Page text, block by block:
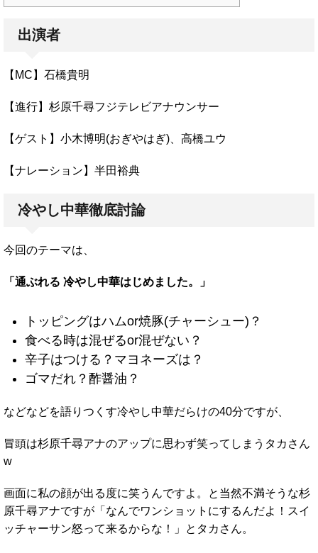
出演者
【MC】石橋貴明
【進行】杉原千尋フジテレビアナウンサー
【ゲスト】小木博明(おぎやはぎ)、高橋ユウ
【ナレーション】半田裕典
冷やし中華徹底討論
今回のテーマは、
「通ぶれる 冷やし中華はじめました。」
トッピングはハムor焼豚(チャーシュー)？
食べる時は混ぜるor混ぜない？
辛子はつける？マヨネーズは？
ゴマだれ？酢醤油？
などなどを語りつくす冷やし中華だらけの40分ですが、
冒頭は杉原千尋アナのアップに思わず笑ってしまうタカさん
w
画面に私の顔が出る度に笑うんですよ。と当然不満そうな杉
原千尋アナですが「なんでワンショットにするんだよ！スイ
ッチャーサン怒って来るからな！」とタカさん。